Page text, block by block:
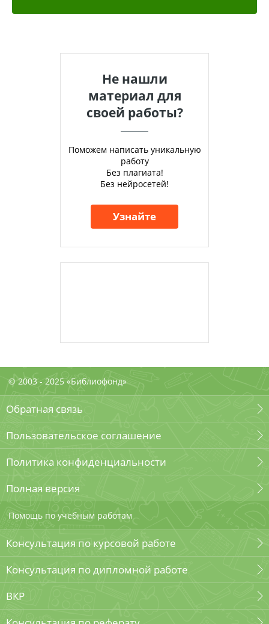
Не нашли
материал для
своей работы?
Поможем написать уникальную
работу
Без плагиата!
Без нейросетей!
Узнайте
© 2003 - 2025 «Библиофонд»
Обратная связь
Пользовательское соглашение
Политика конфиденциальности
Полная версия
Помощь по учебным работам
Консультация по курсовой работе
Консультация по дипломной работе
ВКР